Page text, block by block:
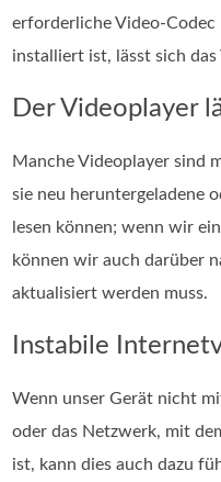
erforderliche Video-
installiert ist, lässt sich
Der Videoplayer
Manche Videoplayer sind
sie neu heruntergeladene
lesen können; wenn wir
können wir auch darüber
aktualisiert werden muss.
Instabile
Wenn unser Gerät nicht
oder das Netzwerk, mit
ist, kann dies auch dazu